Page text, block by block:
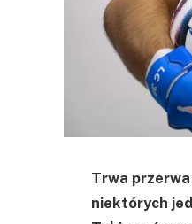
Trwa
niektórych